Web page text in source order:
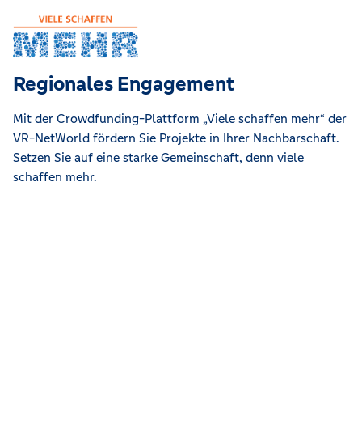
Regionales Engagement
Mit der Crowdfunding-Plattform „Viele schaffen mehr“ der
VR-NetWorld fördern Sie Projekte in Ihrer Nachbarschaft.
Setzen Sie auf eine starke Gemeinschaft, denn viele
schaffen mehr.